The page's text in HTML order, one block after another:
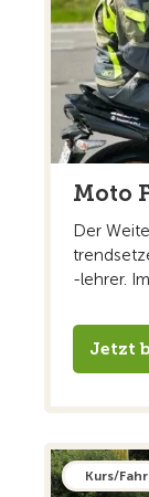
Moto
Der
-lehrer.
Jetzt
Kurs/